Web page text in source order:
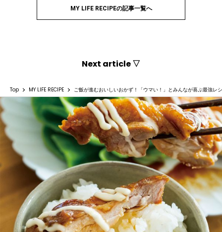
MY LIFE RECIPEの記事一覧へ
Next article ▽
Top MY LIFE RECIPE ご飯が進むおいしいおかず！「ウマい！」とみんなが喜ぶ最強レ